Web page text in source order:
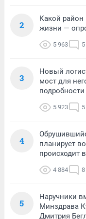
2
Какой
жизни —
5 963 5
3
Новый
мост для
подробности
5 923 5
4
планирует
происходит
4 884 8
5
Наручники
Минздрава
Дмитрия